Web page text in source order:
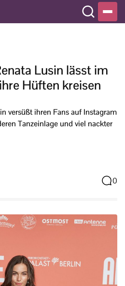
Lusin lässt im
Hüften kreisen
versüßt ihren Fans auf Instagram
Tanzeinlage und viel nackter
0